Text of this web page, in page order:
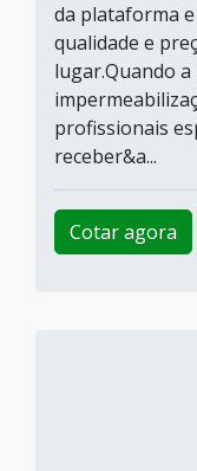
da plataforma
qualidade e
lugar.Quando
profissionais
receber&a...
Cotar agora